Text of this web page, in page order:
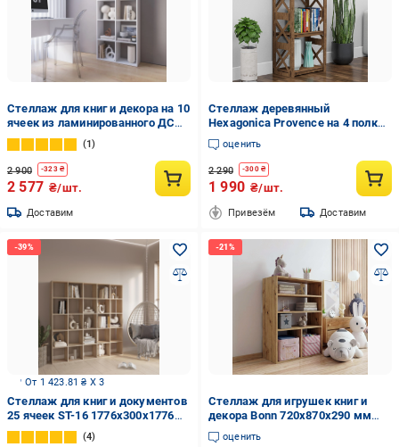
Стеллаж для книг и декора на 10
ячеек из ламинированного ДСП
720x1780x290 мм Белый (hm-1-
wh)
1
2 900 -323₴
2 577 ₴/шт.
Доставим
Стеллаж деревянный
Hexagonica Provence на 4 полки
1200х500х300 мм (120046)
оценить
2 290 -300₴
1 990 ₴/шт.
Привезём Доставим
От 1 423.81 ₴ X 3
Стеллаж для книг и документов
25 ячеек ST-16 1776х300х1776
мм Дуб Сонома
4
Стеллаж для игрушек книг и
декора Bonn 720х870х290 мм
Дуб Крафт золотой (fh-bonn-
gold)
оценить